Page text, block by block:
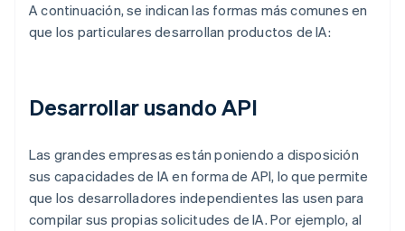
A continuación, se indican las formas más comunes en
que los particulares desarrollan productos de IA:
Desarrollar usando API
Las grandes empresas están poniendo a disposición
sus capacidades de IA en forma de API, lo que permite
que los desarrolladores independientes las usen para
compilar sus propias solicitudes de IA. Por ejemplo, al